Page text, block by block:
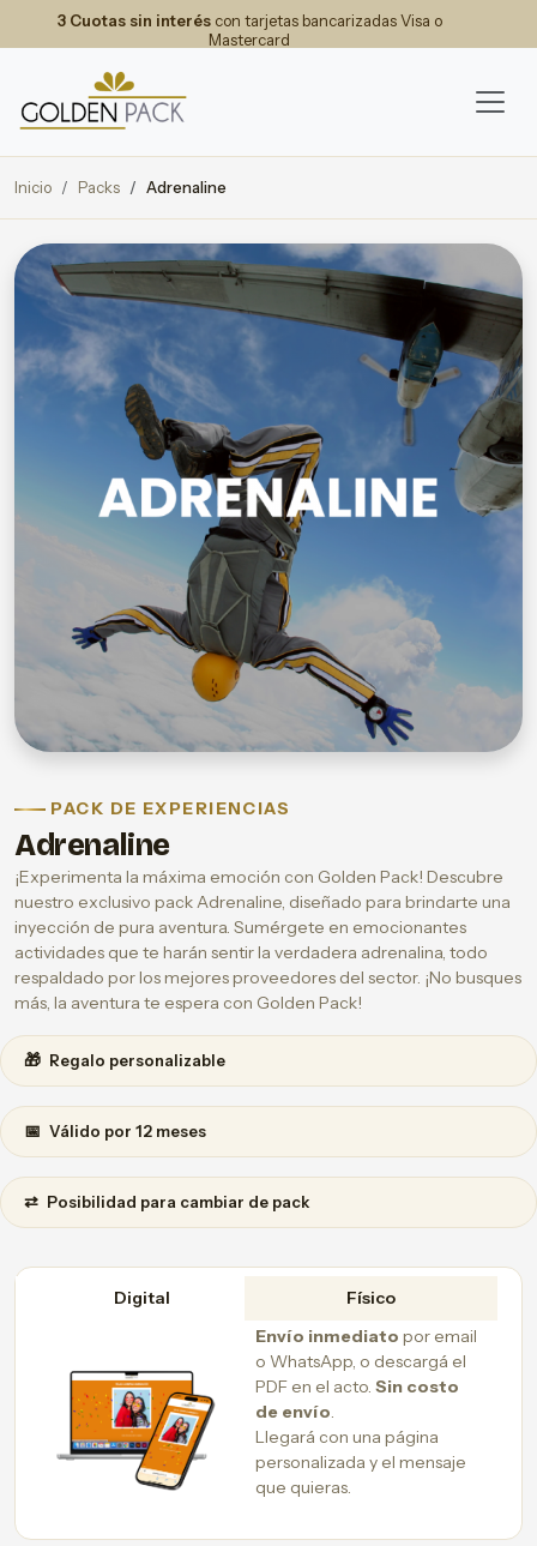
3 Cuotas sin interéscon tarjetas bancarizadas Visa o
Mastercard
Inicio Packs Adrenaline
PACK DE EXPERIENCIAS
Adrenaline
¡Experimenta la máxima emoción con Golden Pack! Descubre
nuestro exclusivo pack Adrenaline, diseñado para brindarte una
inyección de pura aventura. Sumérgete en emocionantes
actividades que te harán sentir la verdadera adrenalina, todo
respaldado por los mejores proveedores del sector. ¡No busques
más, la aventura te espera con Golden Pack!
🎁 Regalo personalizable
📅 Válido por 12 meses
⇄ Posibilidad para cambiar de pack
Digital
Físico
Envío inmediato por email
o WhatsApp, o descargá el
PDF en el acto. Sin costo
de envío.
Llegará con una página
personalizada y el mensaje
que quieras.